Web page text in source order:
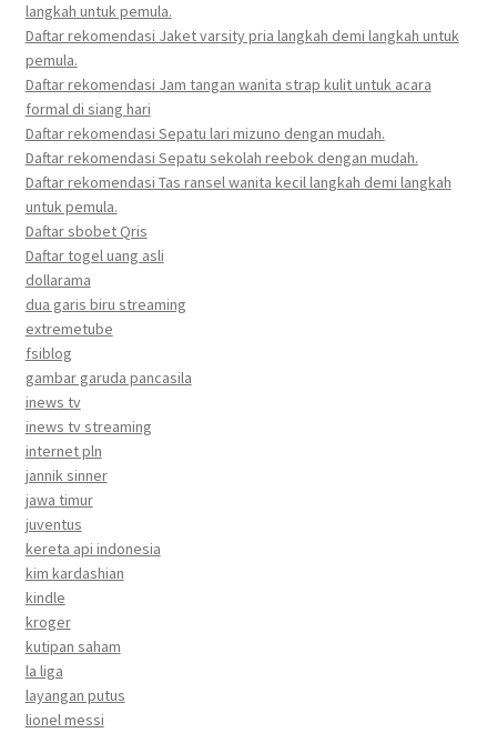
langkah untuk pemula.
Daftar rekomendasi Jaket varsity pria langkah demi langkah untuk
pemula.
Daftar rekomendasi Jam tangan wanita strap kulit untuk acara
formal di siang hari
Daftar rekomendasi Sepatu lari mizuno dengan mudah.
Daftar rekomendasi Sepatu sekolah reebok dengan mudah.
Daftar rekomendasi Tas ransel wanita kecil langkah demi langkah
untuk pemula.
Daftar sbobet Qris
Daftar togel uang asli
dollarama
dua garis biru streaming
extremetube
fsiblog
gambar garuda pancasila
inews tv
inews tv streaming
internet pln
jannik sinner
jawa timur
juventus
kereta api indonesia
kim kardashian
kindle
kroger
kutipan saham
la liga
layangan putus
lionel messi